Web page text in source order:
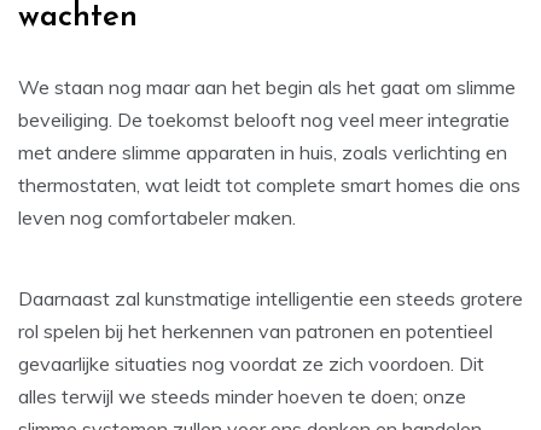
wachten
We staan nog maar aan het begin als het gaat om slimme
beveiliging. De toekomst belooft nog veel meer integratie
met andere slimme apparaten in huis, zoals verlichting en
thermostaten, wat leidt tot complete smart homes die ons
leven nog comfortabeler maken.
Daarnaast zal kunstmatige intelligentie een steeds grotere
rol spelen bij het herkennen van patronen en potentieel
gevaarlijke situaties nog voordat ze zich voordoen. Dit
alles terwijl we steeds minder hoeven te doen; onze